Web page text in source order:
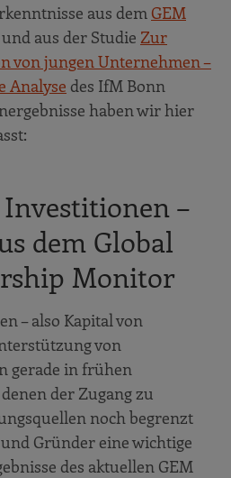
aus dem GEM
und aus der Studie Zur
von jungen Unternehmen –
Analyse des IfM Bonn
haben wir hier
–
dem Global
Monitor
– also Kapital von
von
gerade in frühen
der Zugang zu
noch begrenzt
Gründer eine wichtige
des aktuellen GEM